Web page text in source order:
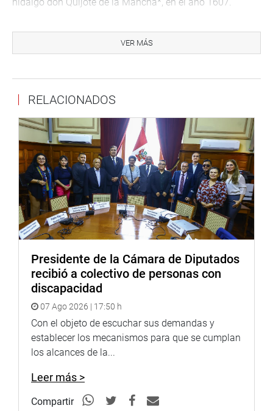
servicio de atención del Instituto Regional de
Enfermedades Neoplásicas (IREN) Sur, donde destacó la
importancia de fortalecer la infraestructura y los servicios
especializados para mejorar la atención oncológica de
miles de pacientes provenientes del sur del país.
SAN MARTÍN
En tanto, desde San Martín, la parlamentaria Karol
Paredes Fonseca visitó la obra del Centro de Salud
Uchiza I-4, en la región San Martín, proyecto que
VER MÁS
RELACIONADOS
Presidente de la Cámara de Diputados
recibió a colectivo de personas con
discapacidad
07 Ago 2026 | 17:50 h
Con el objeto de escuchar sus demandas y
establecer los mecanismos para que se cumplan
los alcances de la...
Leer más >
Compartir